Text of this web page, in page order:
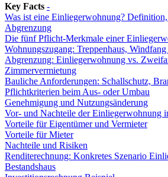
Key Facts -
Was ist eine Einliegerwohnung?
Abgrenzung
Die fünf Pflicht-Merkmale einer
Wohnungszugang: Treppenhaus,
Abgrenzung: Einliegerwohnung vs.
Zimmervermietung
Bauliche Anforderungen: Schallschutz,
Pflichtkriterien beim Aus- oder Umbau
Genehmigung und Nutzungsänderung
Vor- und Nachteile der Einliegerwohnung
Vorteile für Eigentümer und Vermieter
Vorteile für Mieter
Nachteile und Risiken
Renditerechnung: Konkretes Szenario
Bestandshaus